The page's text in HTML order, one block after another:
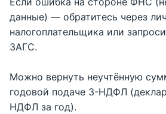
данные) — обратитесь через
налогоплательщика или
ЗАГС.
Можно вернуть неучтённую
годовой подаче 3-НДФЛ
НДФЛ за год).